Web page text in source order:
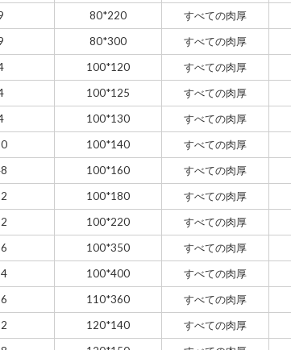
80*220 すべての肉厚
80*300 すべての肉厚
100*120 すべての肉厚
100*125 すべての肉厚
100*130 すべての肉厚
100*140 すべての肉厚
100*160 すべての肉厚
100*180 すべての肉厚
100*220 すべての肉厚
100*350 すべての肉厚
100*400 すべての肉厚
110*360 すべての肉厚
120*140 すべての肉厚